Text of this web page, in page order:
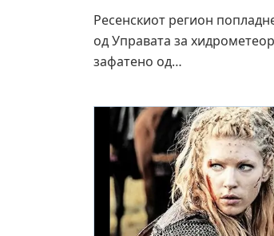
Ресенскиот регион
од Управата за
зафатено од…